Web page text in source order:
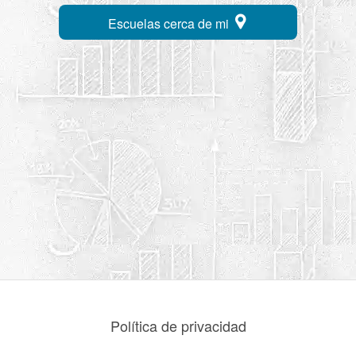
Escuelas cerca de mi
Política de privacidad